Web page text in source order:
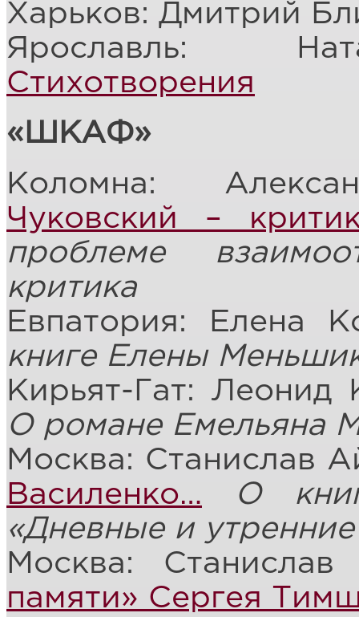
Харьков: Дмитрий
Ярославль:
Стихотворения
«ШКАФ»
Коломна:
Чуковский –
проблеме
критика
Евпатория: Елена
книге Елены
Кирьят-Гат: Леонид
О романе Емельяна
Москва: Станислав
Василенко…
О
«Дневные и
Москва:
памяти» Сергея